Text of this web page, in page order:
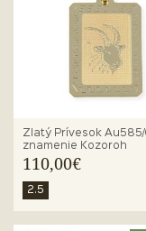
Zlatý Prívesok
znamenie Kozoroh
110,00€
2.5